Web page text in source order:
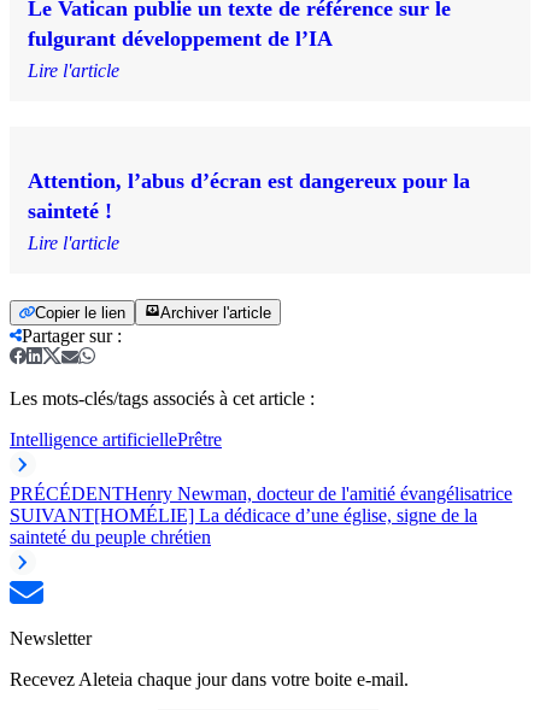
Le Vatican publie un texte de référence sur le
fulgurant développement de l’IA
Lire l'article
Attention, l’abus d’écran est dangereux pour la
sainteté !
Lire l'article
Copier le lien Archiver l'article
Partager sur:
Les mots-clés/tags associés à cet article :
Intelligence artificiellePrêtre
PRÉCÉDENTHenry Newman, docteur de l'amitié évangélisatrice
SUIVANT[HOMÉLIE] La dédicace d’une église, signe de la
sainteté du peuple chrétien
Newsletter
Recevez Aleteia chaque jour dans votre boite e-mail.